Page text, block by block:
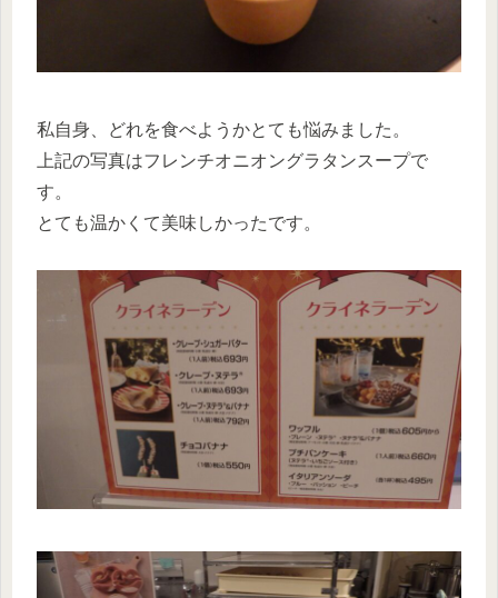
私自身、どれを食べようかとても悩みました。
上記の写真はフレンチオニオングラタンスープで
す。
とても温かくて美味しかったです。